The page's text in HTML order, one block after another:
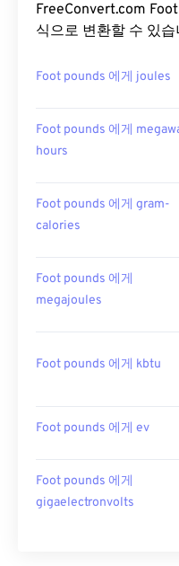
FreeConvert.com
식으로 변환할 수 있습
Foot pounds 에게 joules
Foot pounds 에게
hours
Foot pounds 에게 gram-
calories
Foot pounds 에게
megajoules
Foot pounds 에게 kbtu
Foot pounds 에게 ev
Foot pounds 에게
gigaelectronvolts